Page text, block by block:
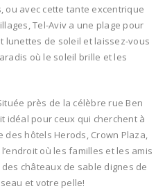
ou avec cette tante excentrique
Tel-Aviv a une plage pour
lunettes de soleil et laissez-vous
où le soleil brille et les
près de la célèbre rue Ben
idéal pour ceux qui cherchent à
des hôtels Herods, Crown Plaza,
où les familles et les amis
châteaux de sable dignes de
et votre pelle!